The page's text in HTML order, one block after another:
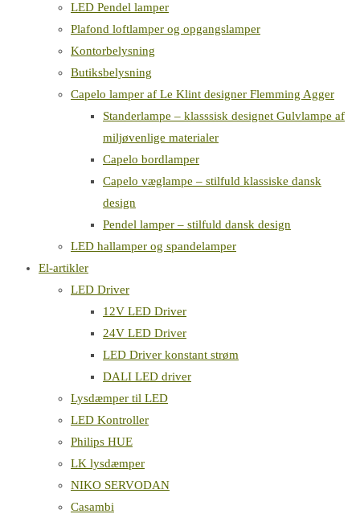
LED Pendel lamper
Plafond loftlamper og opgangslamper
Kontorbelysning
Butiksbelysning
Capelo lamper af Le Klint designer Flemming Agger
Standerlampe – klasssisk designet Gulvlampe af
miljøvenlige materialer
Capelo bordlamper
Capelo væglampe – stilfuld klassiske dansk
design
Pendel lamper – stilfuld dansk design
LED hallamper og spandelamper
El-artikler
LED Driver
12V LED Driver
24V LED Driver
LED Driver konstant strøm
DALI LED driver
Lysdæmper til LED
LED Kontroller
Philips HUE
LK lysdæmper
NIKO SERVODAN
Casambi